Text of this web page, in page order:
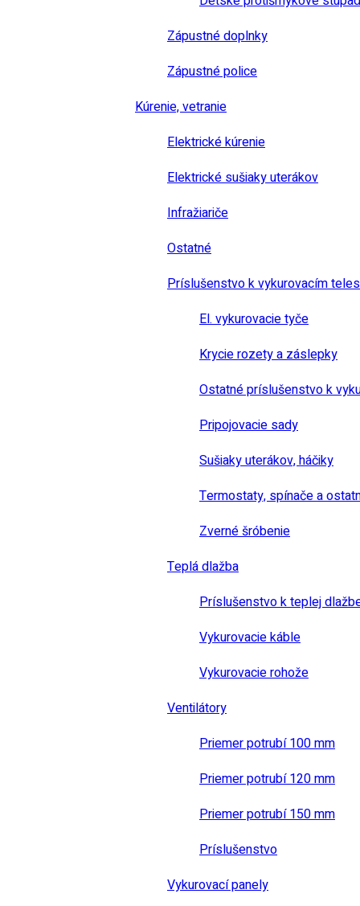
Zápustné doplnky
Zápustné police
Kúrenie, vetranie
Elektrické kúrenie
Elektrické sušiaky uterákov
Infražiariče
Ostatné
Príslušenstvo k vykurovacím
El. vykurovacie tyče
Krycie rozety a záslepky
Ostatné príslušenstvo k
Pripojovacie sady
Sušiaky uterákov, háčiky
Termostaty, spínače a
Zverné šróbenie
Teplá dlažba
Príslušenstvo k teplej
Vykurovacie káble
Vykurovacie rohože
Ventilátory
Priemer potrubí 100 mm
Priemer potrubí 120 mm
Priemer potrubí 150 mm
Príslušenstvo
Vykurovací panely